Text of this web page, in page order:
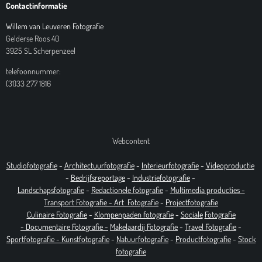
Contactinformatie
Willem van Leuveren Fotografie
Gelderse Roos 40
3925 SL Scherpenzeel
telefoonnummer:
(31)33 277 1816
Webcontent
Studiofotografie- Architectuurfotografie- Interieurfotografie- Videoproductie
- Bedrijfsreportage- Industriefotografie-
Landschapsfotografie- Redactionele fotografie- Multimedia producties -
Transport Fotografie - Art Fotografie- Projectfotografie
Culinaire Fotografie- Klompenpaden fotografie- Sociale Fotografie
- Documentaire Fotografie- Makelaardij Fotografie- Travel Fotografie-
Sportfotografie - Kunstfotografie- Natuurfotografie- Productfotografie- Stock
fotografie